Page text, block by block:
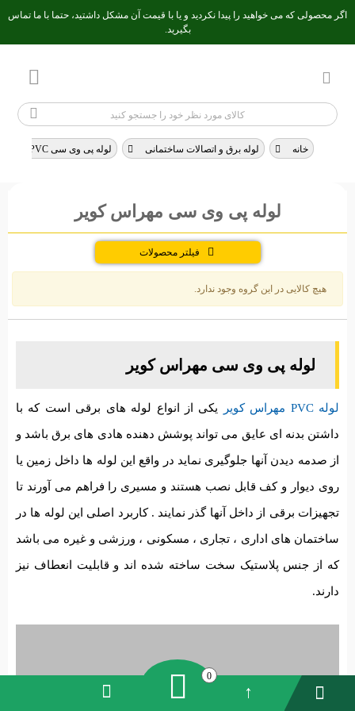
اگر محصولی که می خواهید را پیدا نکردید و یا با قیمت آن مشکل داشتید، حتما با ما تماس
بگیرید.
خانه > لوله برق و اتصالات ساختمانی > لوله پی وی سی PVC برق و اتصالات
لوله پی وی سی مهراس کویر
فیلتر محصولات
هیچ کالایی در این گروه وجود ندارد.
لوله پی وی سی مهراس کویر
لوله PVC مهراس کویر یکی از انواع لوله های برقی است که با
داشتن بدنه ای عایق می تواند پوشش دهنده هادی های برق باشد و
از صدمه دیدن آنها جلوگیری نماید در واقع این لوله ها داخل زمین یا
روی دیوار و کف قابل نصب هستند و مسیری را فراهم می آورند تا
تجهیزات برقی از داخل آنها گذر نمایند . کاربرد اصلی این لوله ها در
ساختمان های اداری ، تجاری ، مسکونی ، ورزشی و غیره می باشد
که از جنس پلاستیک سخت ساخته شده اند و قابلیت انعطاف نیز
دارند.
0